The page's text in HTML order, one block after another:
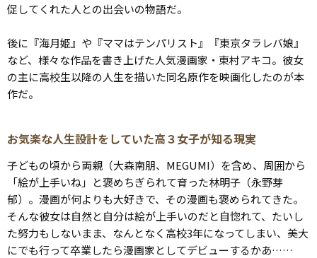
促してくれた人との出会いの物語だ。
後に『海月姫』や『ママはテンパリスト』『東京タラレバ娘』
など、様々な作品を書き上げた人気漫画家・東村アキコ。彼女
の主に高校生以降の人生を描いた同名原作を映画化したのが本
作だ。
お気楽な人生設計をしていた高３女子が知る現実
子どもの頃から両親（大森南朋、MEGUMI）を含め、周囲から
「絵が上手いね」と褒めちぎられて育った林明子（永野芽
郁）。漫画が何よりも大好きで、その漫画も褒められてきた。
そんな彼女は自然と自分は絵が上手いのだと自惚れて、たいし
た努力もしないまま、なんとなく高校3年になってしまい、美大
にでも行って卒業したら漫画家としてデビューするかあ……